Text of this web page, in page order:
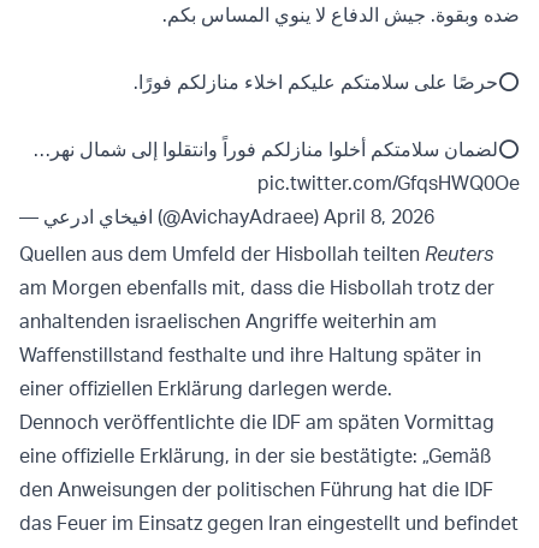
ضده وبقوة. جيش الدفاع لا ينوي المساس بكم.
⭕️حرصًا على سلامتكم عليكم اخلاء منازلكم فورًا.
⭕لضمان سلامتكم أخلوا منازلكم فوراً وانتقلوا إلى شمال نهر…
pic.twitter.com/GfqsHWQ0Oe
— افيخاي ادرعي (@AvichayAdraee) April 8, 2026
Quellen aus dem Umfeld der Hisbollah teilten Reuters
am Morgen ebenfalls mit, dass die Hisbollah trotz der
anhaltenden israelischen Angriffe weiterhin am
Waffenstillstand festhalte und ihre Haltung später in
einer offiziellen Erklärung darlegen werde.
Dennoch veröffentlichte die IDF am späten Vormittag
eine offizielle Erklärung, in der sie bestätigte: „Gemäß
den Anweisungen der politischen Führung hat die IDF
das Feuer im Einsatz gegen Iran eingestellt und befindet